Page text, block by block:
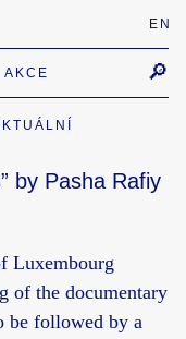
EN
AKCE
by Pasha Rafiy
Luxembourg
of the documentary
be followed by a